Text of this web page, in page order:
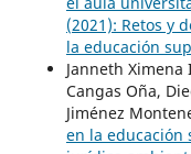
(2021): Retos y
la educación
Janneth
Cangas Oña,
Jiménez
en la educación